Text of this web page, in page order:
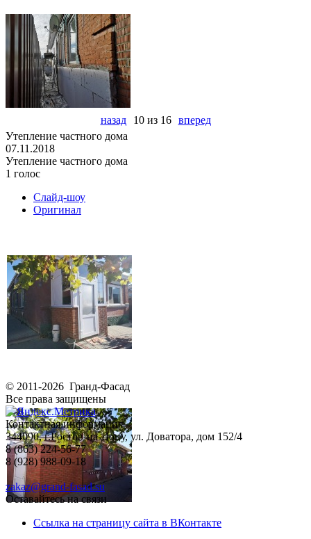
назад 10 из 16
вперед
Утепление частного дома
07.11.2018
Утепление частного дома
1 голос
Слайд-шоу
Оригинал
© 2011-2026 Гранд-Фасад
Все права защищены
Контактная информация
344090, г.Ростов-на-Дону, ул. Доватора, дом 152/4
8 (863) 224-56-77
8 (928) 988-09-18
zakaz@grand-fasad.su
Оставайтесь на связи
Ссылка на страницу сайта в ВКонтакте